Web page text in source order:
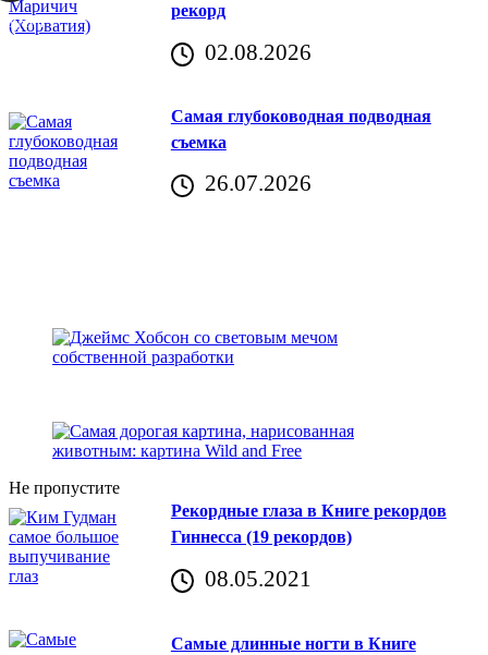
рекорд
02.08.2026
Самая глубоководная подводная
съемка
26.07.2026
Не пропустите
Рекордные глаза в Книге рекордов
Гиннесса (19 рекордов)
08.05.2021
Самые длинные ногти в Книге